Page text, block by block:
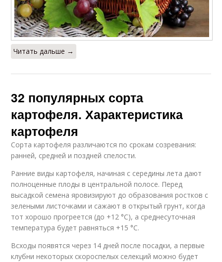
Читать дальше →
32 популярных сорта
картофеля. Характеристика
картофеля
Сорта картофеля различаются по срокам созревания:
ранней, средней и поздней спелости.
Ранние виды картофеля, начиная с середины лета дают
полноценные плоды в центральной полосе. Перед
высадкой семена яровизируют до образования ростков с
зелеными листочками и сажают в открытый грунт, когда
тот хорошо прогреется (до +12 °C), а среднесуточная
температура будет равняться +15 °C.
Всходы появятся через 14 дней после посадки, а первые
клубни некоторых скороспелых селекций можно будет